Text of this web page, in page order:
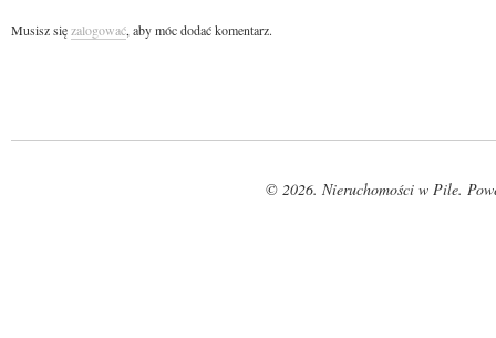
Musisz sięzalogować, aby móc dodać komentarz.
© 2026. Nieruchomości w Pile.